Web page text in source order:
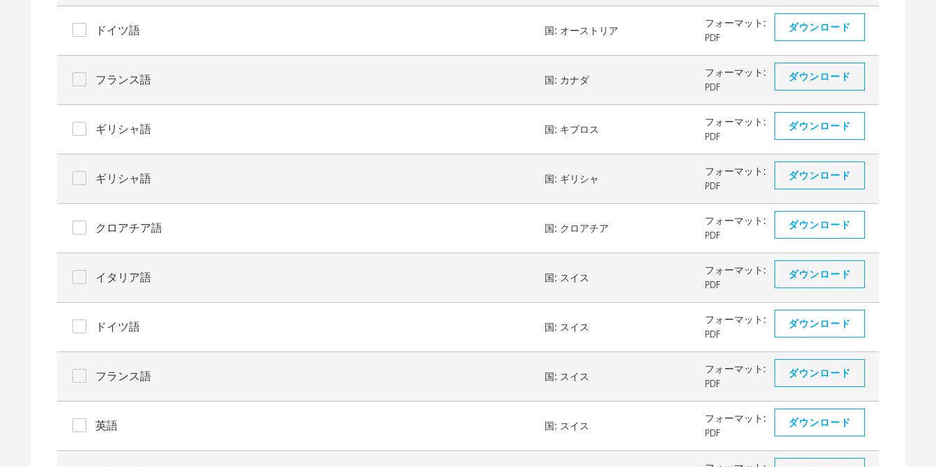
ドイツ語 国: オーストリア
フォーマット:
PDF
ダウンロード
フランス語 国: カナダ
フォーマット:
PDF
ダウンロード
ギリシャ語 国: キプロス
フォーマット:
PDF
ダウンロード
ギリシャ語 国: ギリシャ
フォーマット:
PDF
ダウンロード
クロアチア語 国: クロアチア
フォーマット:
PDF
ダウンロード
イタリア語 国: スイス
フォーマット:
PDF
ダウンロード
ドイツ語 国: スイス
フォーマット:
PDF
ダウンロード
フランス語 国: スイス
フォーマット:
PDF
ダウンロード
英語 国: スイス
フォーマット:
PDF
ダウンロード